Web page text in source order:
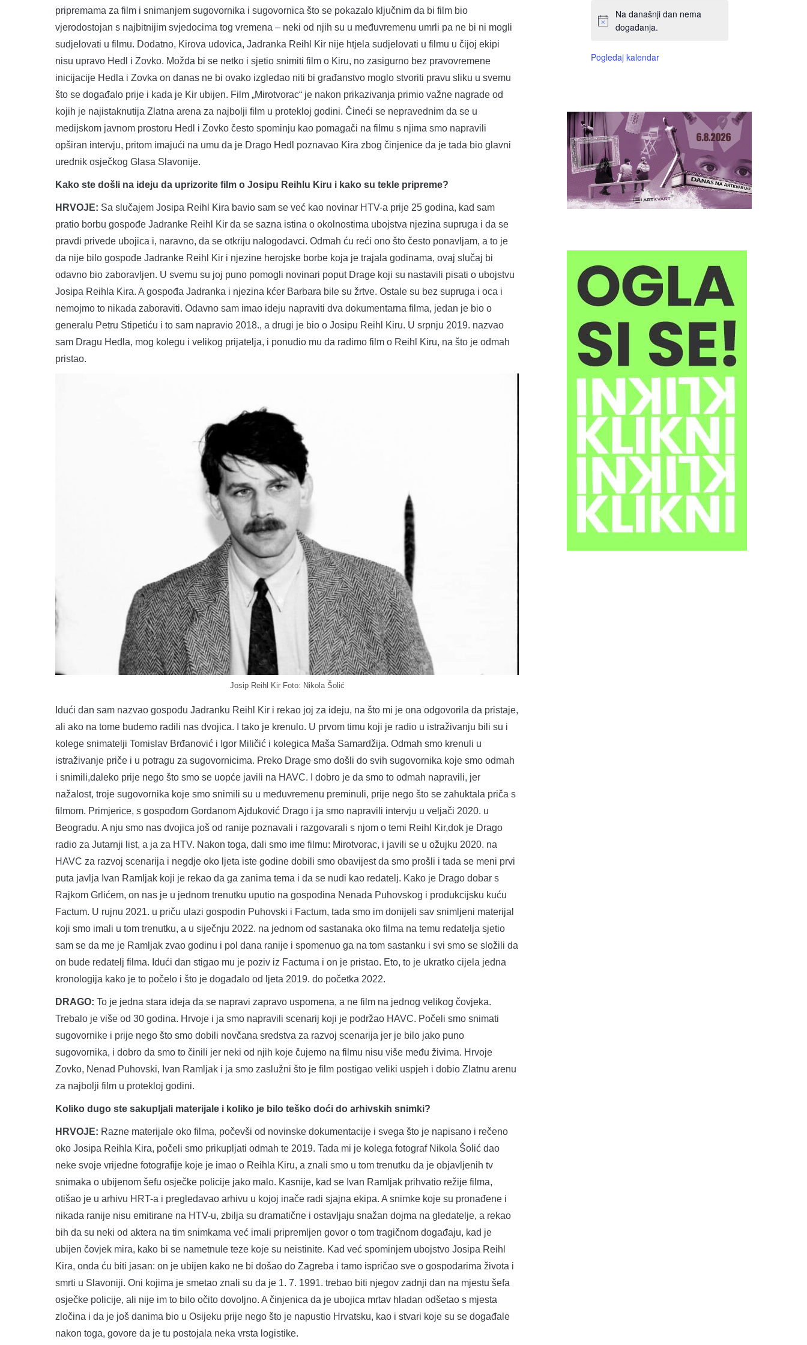
pripremama za film i snimanjem sugovornika i sugovornica što se pokazalo ključnim da bi film bio
vjerodostojan s najbitnijim svjedocima tog vremena – neki od njih su u međuvremenu umrli pa ne bi ni mogli
sudjelovati u filmu. Dodatno, Kirova udovica, Jadranka Reihl Kir nije htjela sudjelovati u filmu u čijoj ekipi
nisu upravo Hedl i Zovko. Možda bi se netko i sjetio snimiti film o Kiru, no zasigurno bez pravovremene
inicijacije Hedla i Zovka on danas ne bi ovako izgledao niti bi građanstvo moglo stvoriti pravu sliku u svemu
što se događalo prije i kada je Kir ubijen. Film „Mirotvorac“ je nakon prikazivanja primio važne nagrade od
kojih je najistaknutija Zlatna arena za najbolji film u protekloj godini. Čineći se nepravednim da se u
medijskom javnom prostoru Hedl i Zovko često spominju kao pomagači na filmu s njima smo napravili
opširan intervju, pritom imajući na umu da je Drago Hedl poznavao Kira zbog činjenice da je tada bio glavni
urednik osječkog Glasa Slavonije.
Kako ste došli na ideju da uprizorite film o Josipu Reihlu Kiru i kako su tekle pripreme?
HRVOJE: Sa slučajem Josipa Reihl Kira bavio sam se već kao novinar HTV-a prije 25 godina, kad sam
pratio borbu gospođe Jadranke Reihl Kir da se sazna istina o okolnostima ubojstva njezina supruga i da se
pravdi privede ubojica i, naravno, da se otkriju nalogodavci. Odmah ću reći ono što često ponavljam, a to je
da nije bilo gospođe Jadranke Reihl Kir i njezine herojske borbe koja je trajala godinama, ovaj slučaj bi
odavno bio zaboravljen. U svemu su joj puno pomogli novinari poput Drage koji su nastavili pisati o ubojstvu
Josipa Reihla Kira. A gospođa Jadranka i njezina kćer Barbara bile su žrtve. Ostale su bez supruga i oca i
nemojmo to nikada zaboraviti. Odavno sam imao ideju napraviti dva dokumentarna filma, jedan je bio o
generalu Petru Stipetiću i to sam napravio 2018., a drugi je bio o Josipu Reihl Kiru. U srpnju 2019. nazvao
sam Dragu Hedla, mog kolegu i velikog prijatelja, i ponudio mu da radimo film o Reihl Kiru, na što je odmah
pristao.
Josip Reihl Kir Foto: Nikola Šolić
Idući dan sam nazvao gospođu Jadranku Reihl Kir i rekao joj za ideju, na što mi je ona odgovorila da pristaje,
ali ako na tome budemo radili nas dvojica. I tako je krenulo. U prvom timu koji je radio u istraživanju bili su i
kolege snimatelji Tomislav Brđanović i Igor Miličić i kolegica Maša Samardžija. Odmah smo krenuli u
istraživanje priče i u potragu za sugovornicima. Preko Drage smo došli do svih sugovornika koje smo odmah
i snimili,daleko prije nego što smo se uopće javili na HAVC. I dobro je da smo to odmah napravili, jer
nažalost, troje sugovornika koje smo snimili su u međuvremenu preminuli, prije nego što se zahuktala priča s
filmom. Primjerice, s gospođom Gordanom Ajduković Drago i ja smo napravili intervju u veljači 2020. u
Beogradu. A nju smo nas dvojica još od ranije poznavali i razgovarali s njom o temi Reihl Kir,dok je Drago
radio za Jutarnji list, a ja za HTV. Nakon toga, dali smo ime filmu: Mirotvorac, i javili se u ožujku 2020. na
HAVC za razvoj scenarija i negdje oko ljeta iste godine dobili smo obavijest da smo prošli i tada se meni prvi
puta javlja Ivan Ramljak koji je rekao da ga zanima tema i da se nudi kao redatelj. Kako je Drago dobar s
Rajkom Grlićem, on nas je u jednom trenutku uputio na gospodina Nenada Puhovskog i produkcijsku kuću
Factum. U rujnu 2021. u priču ulazi gospodin Puhovski i Factum, tada smo im donijeli sav snimljeni materijal
koji smo imali u tom trenutku, a u siječnju 2022. na jednom od sastanaka oko filma na temu redatelja sjetio
sam se da me je Ramljak zvao godinu i pol dana ranije i spomenuo ga na tom sastanku i svi smo se složili da
on bude redatelj filma. Idući dan stigao mu je poziv iz Factuma i on je pristao. Eto, to je ukratko cijela jedna
kronologija kako je to počelo i što je događalo od ljeta 2019. do početka 2022.
DRAGO: To je jedna stara ideja da se napravi zapravo uspomena, a ne film na jednog velikog čovjeka.
Trebalo je više od 30 godina. Hrvoje i ja smo napravili scenarij koji je podržao HAVC. Počeli smo snimati
sugovornike i prije nego što smo dobili novčana sredstva za razvoj scenarija jer je bilo jako puno
sugovornika, i dobro da smo to činili jer neki od njih koje čujemo na filmu nisu više među živima. Hrvoje
Zovko, Nenad Puhovski, Ivan Ramljak i ja smo zaslužni što je film postigao veliki uspjeh i dobio Zlatnu arenu
za najbolji film u protekloj godini.
Koliko dugo ste sakupljali materijale i koliko je bilo teško doći do arhivskih snimki?
HRVOJE: Razne materijale oko filma, počevši od novinske dokumentacije i svega što je napisano i rečeno
oko Josipa Reihla Kira, počeli smo prikupljati odmah te 2019. Tada mi je kolega fotograf Nikola Šolić dao
neke svoje vrijedne fotografije koje je imao o Reihla Kiru, a znali smo u tom trenutku da je objavljenih tv
snimaka o ubijenom šefu osječke policije jako malo. Kasnije, kad se Ivan Ramljak prihvatio režije filma,
otišao je u arhivu HRT-a i pregledavao arhivu u kojoj inače radi sjajna ekipa. A snimke koje su pronađene i
nikada ranije nisu emitirane na HTV-u, zbilja su dramatične i ostavljaju snažan dojma na gledatelje, a rekao
bih da su neki od aktera na tim snimkama već imali pripremljen govor o tom tragičnom događaju, kad je
ubijen čovjek mira, kako bi se nametnule teze koje su neistinite. Kad već spominjem ubojstvo Josipa Reihl
Kira, onda ću biti jasan: on je ubijen kako ne bi došao do Zagreba i tamo ispričao sve o gospodarima života i
smrti u Slavoniji. Oni kojima je smetao znali su da je 1. 7. 1991. trebao biti njegov zadnji dan na mjestu šefa
osječke policije, ali nije im to bilo očito dovoljno. A činjenica da je ubojica mrtav hladan odšetao s mjesta
zločina i da je još danima bio u Osijeku prije nego što je napustio Hrvatsku, kao i stvari koje su se događale
nakon toga, govore da je tu postojala neka vrsta logistike.
Na današnji dan nema
događanja.
Pogledaj kalendar